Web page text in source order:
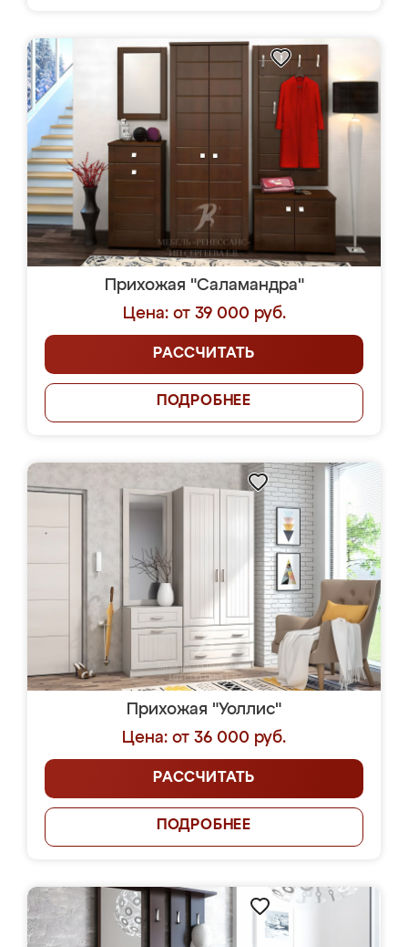
Прихожая "Саламандра"
Цена: от 39 000 руб.
РАССЧИТАТЬ
ПОДРОБНЕЕ
Прихожая "Уоллис"
Цена: от 36 000 руб.
РАССЧИТАТЬ
ПОДРОБНЕЕ